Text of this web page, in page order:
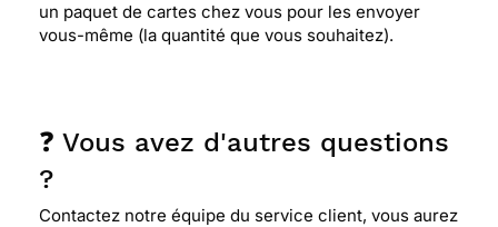
un paquet de cartes chez vous pour les envoyer
vous-même (la quantité que vous souhaitez).
❓ Vous avez d'autres questions
?
Contactez notre équipe du service client, vous aurez